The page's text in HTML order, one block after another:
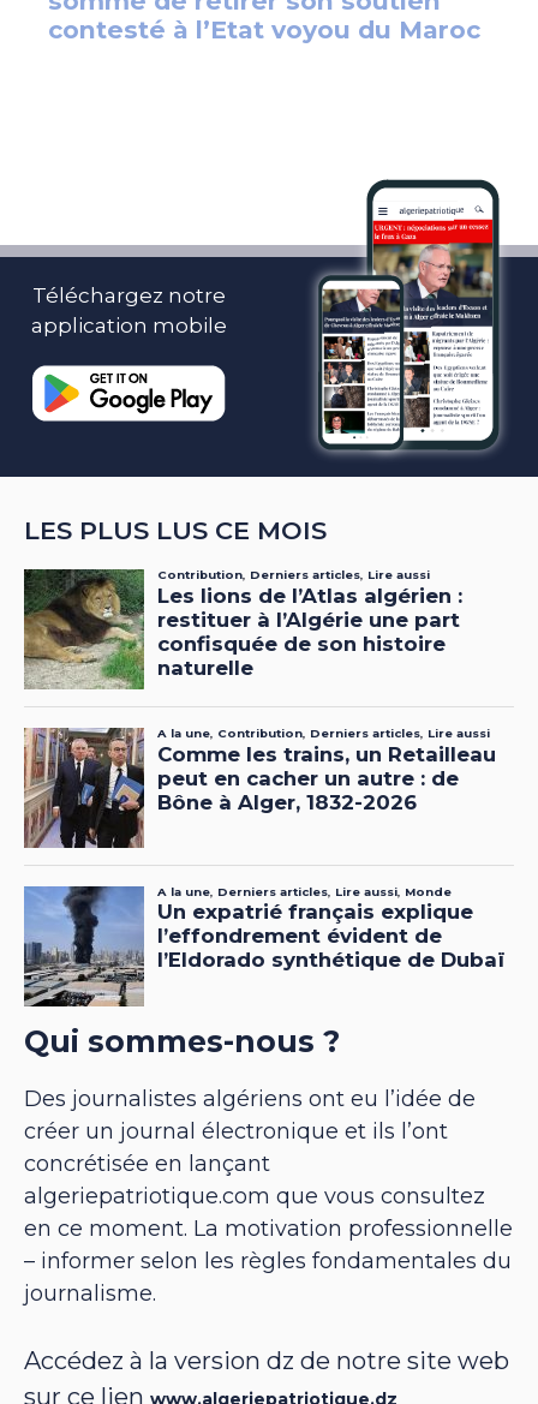
Téléchargez notre
application mobile
LES PLUS LUS CE MOIS
Qui sommes-nous ?
Des journalistes algériens ont eu l’idée de
créer un journal électronique et ils l’ont
concrétisée en lançant
algeriepatriotique.com que vous consultez
en ce moment. La motivation professionnelle
– informer selon les règles fondamentales du
journalisme.
Accédez à la version dz de notre site web
sur ce lien www.algeriepatriotique.dz